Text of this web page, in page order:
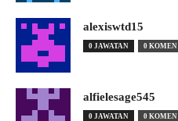
alexiswtd15
0 JAWATAN 0 KOMEN
alfielesage545
0 JAWATAN 0 KOMEN